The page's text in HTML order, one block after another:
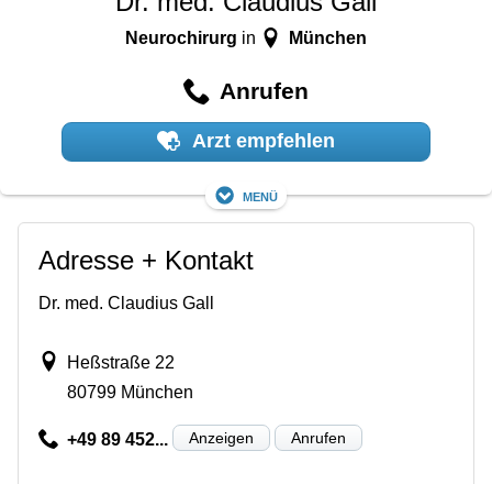
Neurochirurg in München
Anrufen
Arzt empfehlen
Menü
Adresse + Kontakt
Dr. med. Claudius Gall
Heßstraße 22
80799 München
+49 89 452... Anzeigen Anrufen